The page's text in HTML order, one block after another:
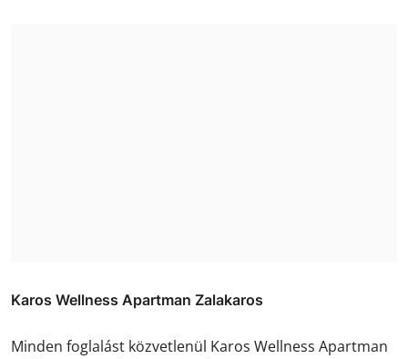
Karos Wellness Apartman Zalakaros
Minden foglalást közvetlenül Karos Wellness Apartman